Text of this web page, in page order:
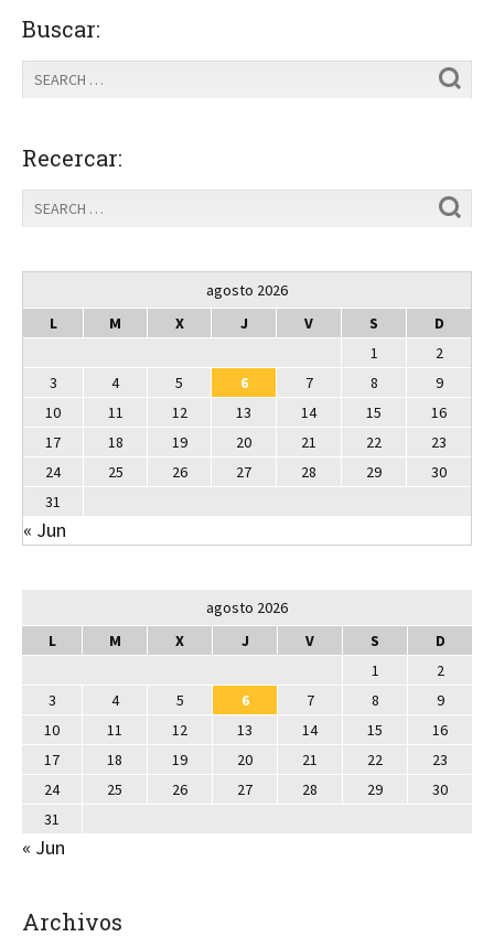
Buscar:
Recercar:
agosto 2026
L
M X J V S
D
1
2
3
4 5 6 7 8
9
10
11 12 13 14 15
16
17
18 19 20 21 22
23
24
25 26 27 28 29
30
31
« Jun
agosto 2026
L
M X J V S
D
1
2
3
4 5 6 7 8
9
10
11 12 13 14 15
16
17
18 19 20 21 22
23
24
25 26 27 28 29
30
31
« Jun
Archivos